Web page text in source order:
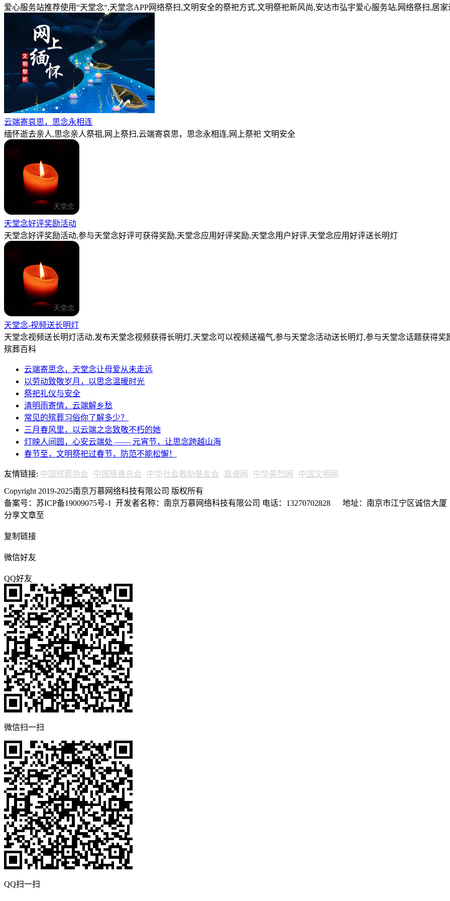
爱心服务站推荐使用“天堂念“,天堂念APP网络祭扫,文明安全的祭祀方式,文明祭祀新风尚,安达市弘宇爱心服务站,网络祭扫,居
云端寄哀思，思念永相连
缅怀逝去亲人,思念亲人祭祖,网上祭扫,云端寄哀思，思念永相连,网上祭祀 文明安全
天堂念好评奖励活动
天堂念好评奖励活动,参与天堂念好评可获得奖励,天堂念应用好评奖励,天堂念用户好评,天堂念应用好评送长明灯
天堂念-视频送长明灯
天堂念视频送长明灯活动,发布天堂念视频获得长明灯,天堂念可以视频送福气,参与天堂念活动送长明灯,参与天堂念话题获得奖
殡葬百科
云端寄思念，天堂念让母爱从未走远
以劳动致敬岁月，以思念温暖时光
祭祀礼仪与安全
清明雨寄情，云端解乡愁
常见的殡葬习俗你了解多少？
三月春风里，以云端之念致敬不朽的她
灯映人间圆，心安云端处 —— 元宵节，让思念跨越山海
春节至，文明祭祀过春节，防范不能松懈！
友情链接: 中国殡葬协会 中国慈善总会 中华社会救助基金会 族谱网 中华英烈网
中国文明网
Copyright 2019-2025南京万慕网络科技有限公司 版权所有
备案号：苏ICP备19009075号-1
开发者名称：南京万慕网络科技有限公司 电话：13270702828 地址：南京市江宁区诚信大厦
分享文章至
复制链接
微信好友
QQ好友
微信扫一扫
QQ扫一扫